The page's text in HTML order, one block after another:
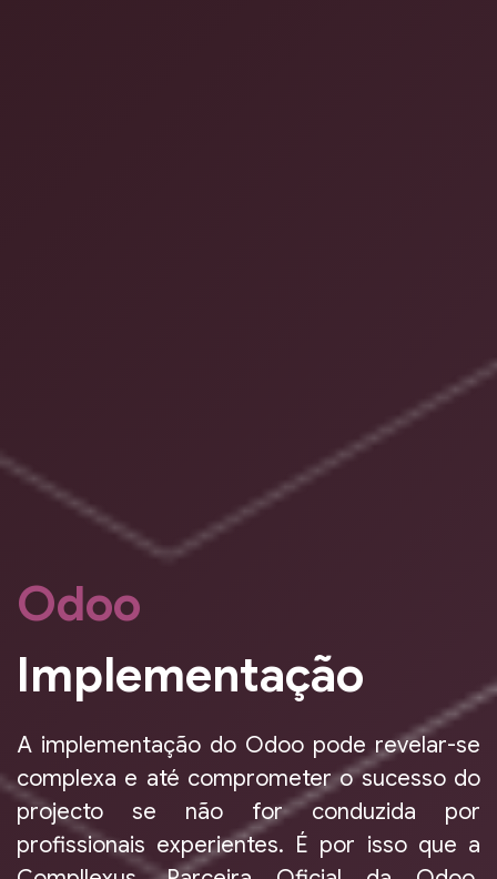
Odoo
Implementação
A implementação do Odoo pode revelar-se
complexa e até comprometer o sucesso do
projecto se não for conduzida por
profissionais experientes. É por isso que a